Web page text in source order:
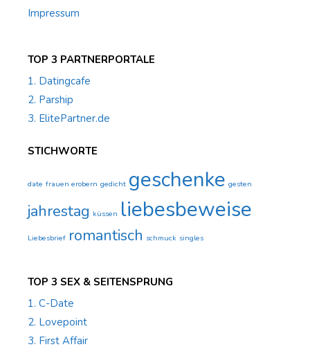
Impressum
TOP 3 PARTNERPORTALE
1. Datingcafe
2. Parship
3. ElitePartner.de
STICHWORTE
date frauen erobern gedicht geschenke gesten
jahrestag küssen liebesbeweise
Liebesbrief romantisch schmuck singles
TOP 3 SEX & SEITENSPRUNG
1. C-Date
2. Lovepoint
3. First Affair